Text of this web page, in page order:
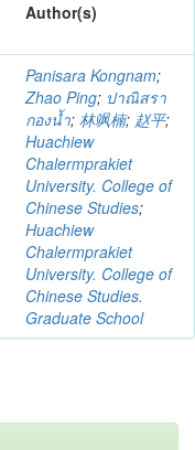
Author(s)
Panisara Kongnam;
Zhao Ping; ปาณิสรา
กองน้ำ; 林飒楠; 赵平;
Huachiew
Chalermprakiet
University. College of
Chinese Studies;
Huachiew
Chalermprakiet
University. College of
Chinese Studies.
Graduate School